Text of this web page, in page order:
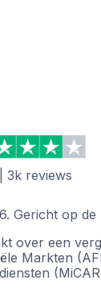
3k reviews
. Gericht op de
over een
Markten